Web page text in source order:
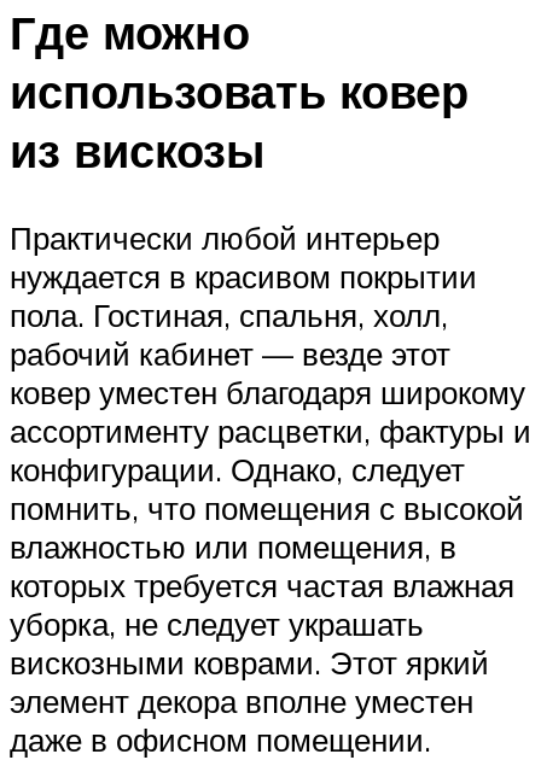
Где можно
использовать ковер
из вискозы
Практически любой интерьер
нуждается в красивом покрытии
пола. Гостиная, спальня, холл,
рабочий кабинет — везде этот
ковер уместен благодаря широкому
ассортименту расцветки, фактуры и
конфигурации. Однако, следует
помнить, что помещения с высокой
влажностью или помещения, в
которых требуется частая влажная
уборка, не следует украшать
вискозными коврами. Этот яркий
элемент декора вполне уместен
даже в офисном помещении.